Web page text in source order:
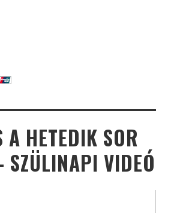
A HETEDIK SOR
SZÜLINAPI VIDEÓ